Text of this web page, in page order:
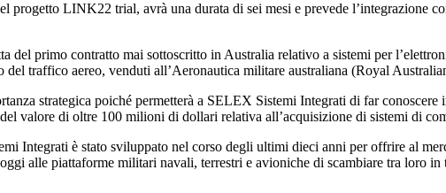
progetto LINK22 trial, avrà una durata di sei mesi e prevede l’integrazione
del primo contratto mai sottoscritto in Australia relativo a sistemi per
traffico aereo, venduti all’Aeronautica militare australiana (Royal
strategica poiché permetterà a SELEX Sistemi Integrati di far
valore di oltre 100 milioni di dollari relativa all’acquisizione di sistemi di
Integrati è stato sviluppato nel corso degli ultimi dieci anni per offrire al
alle piattaforme militari navali, terrestri e avioniche di scambiare tra loro